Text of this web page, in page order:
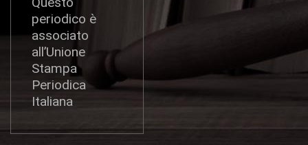
periodico è
associato
all’Unione
Stampa
Periodica
Italiana